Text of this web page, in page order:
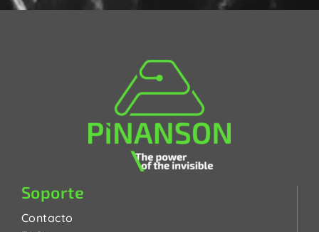
Soporte
Contacto